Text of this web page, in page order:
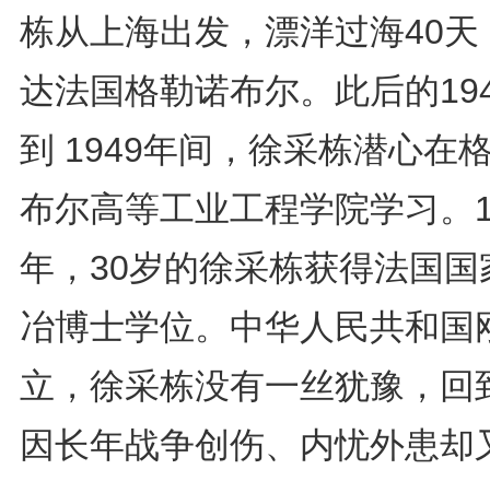
栋从上海出发，漂洋过海40天
达法国格勒诺布尔。此后的
到 1949年间，徐采栋潜心在
布尔高等工业工程学院学习。
年，30岁的徐采栋获得法国国
冶博士学位。中华人民共和国
立，徐采栋没有一丝犹豫，回
因长年战争创伤、内忧外患却